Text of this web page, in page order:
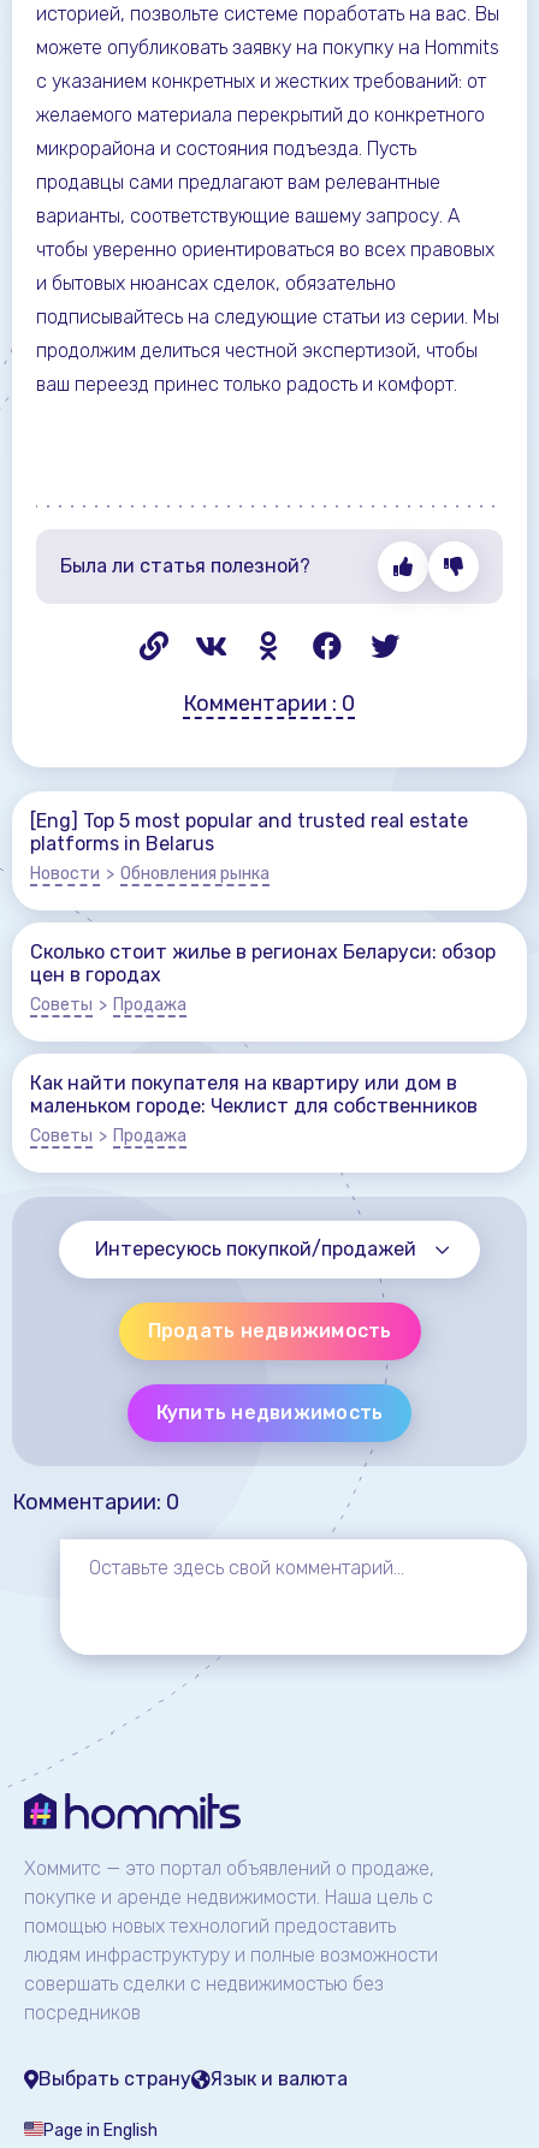
историей, позвольте системе поработать на вас. Вы
можете опубликовать заявку на покупку на Hommits
с указанием конкретных и жестких требований: от
желаемого материала перекрытий до конкретного
микрорайона и состояния подъезда. Пусть
продавцы сами предлагают вам релевантные
варианты, соответствующие вашему запросу. А
чтобы уверенно ориентироваться во всех правовых
и бытовых нюансах сделок, обязательно
подписывайтесь на следующие статьи из серии. Мы
продолжим делиться честной экспертизой, чтобы
ваш переезд принес только радость и комфорт.
Была ли статья полезной?
Комментарии : 0
[Eng] Top 5 most popular and trusted real estate
platforms in Belarus
Новости > Обновления рынка
Сколько стоит жилье в регионах Беларуси: обзор
цен в городах
Советы > Продажа
Как найти покупателя на квартиру или дом в
маленьком городе: Чеклист для собственников
Советы > Продажа
Интересуюсь покупкой/продажей
Продать недвижимость
Купить недвижимость
Комментарии: 0
Хоммитс — это портал объявлений о продаже,
покупке и аренде недвижимости. Наша цель с
помощью новых технологий предоставить
людям инфраструктуру и полные возможности
совершать сделки с недвижимостью без
посредников
Выбрать страну Язык и валюта
Page in English